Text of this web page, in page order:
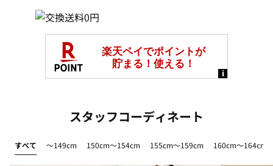
スタッフコーディネート
すべて ～149cm 150cm～154cm 155cm～159cm 160cm～164cm